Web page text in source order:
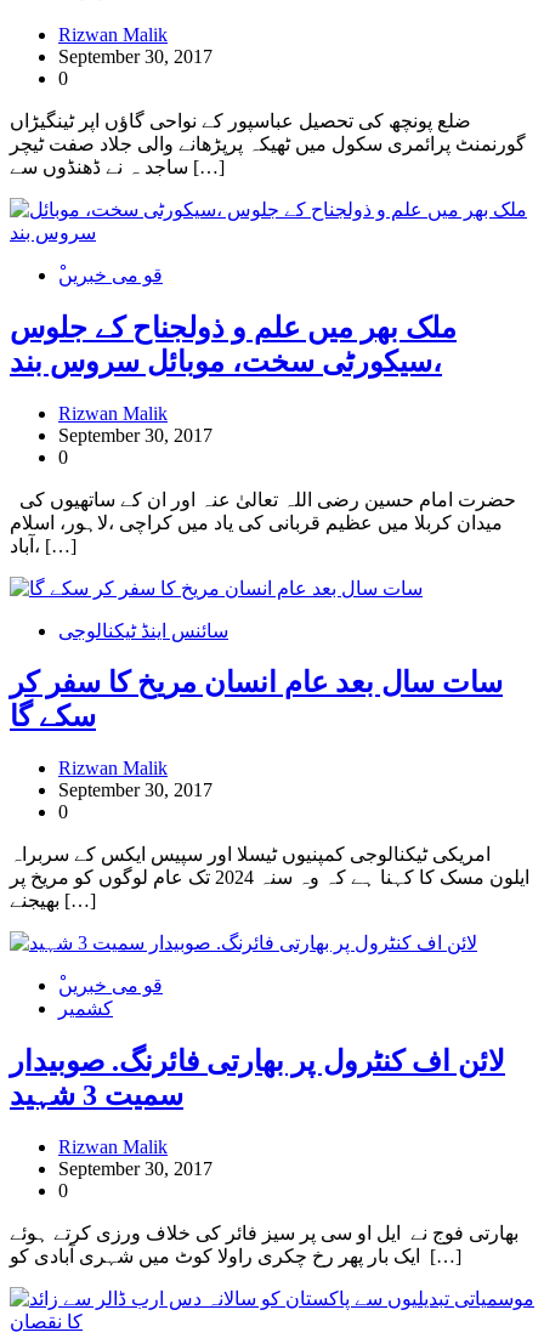
Rizwan Malik
September 30, 2017
0
ضلع پونچھ کی تحصیل عباسپور کے نواحی گاؤں اپر ٹینگیڑاں
گورنمنٹ پرائمری سکول میں ٹھیکہ پرپڑھانے والی جلاد صفت ٹیچر
ساجد ہ نے ڈھنڈوں سے […]
ْقو می خبریں
ملک بھر میں علم و ذولجناح کے جلوس
،سیکورٹی سخت، موبائل سروس بند
Rizwan Malik
September 30, 2017
0
میدان کربلا میں عظیم قربانی کی یاد میں کراچی ،لاہور، اسلام
آباد، […]
سائنس اینڈ ٹیکنالوجی
سات سال بعد عام انسان مریخ کا سفر کر
سکے گا
Rizwan Malik
September 30, 2017
0
امریکی ٹیکنالوجی کمپنیوں ٹیسلا اور سپیس ایکس کے سربراہ
ایلون مسک کا کہنا ہے کہ وہ سنہ 2024 تک عام لوگوں کو مریخ پر
بھیجنے […]
ْقو می خبریں
کشمیر
لائن اف کنٹرول پر بھارتی فائرنگ. صوبیدار
سمیت 3 شہید
Rizwan Malik
September 30, 2017
0
بھارتی فوج نے ایل او سی پر سیز فائر کی خلاف ورزی کرتے ہوئے
ایک بار پھر رخ چکری راولا کوٹ میں شہری آبادی کو […]